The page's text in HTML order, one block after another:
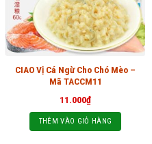
CIAO Vị Cá Ngừ Cho Chó Mèo –
Mã TACCM11
11.000₫
THÊM VÀO GIỎ HÀNG